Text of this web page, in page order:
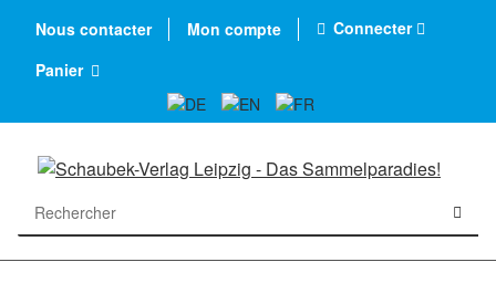
Nous contacter Mon compte
Connecter
Panier